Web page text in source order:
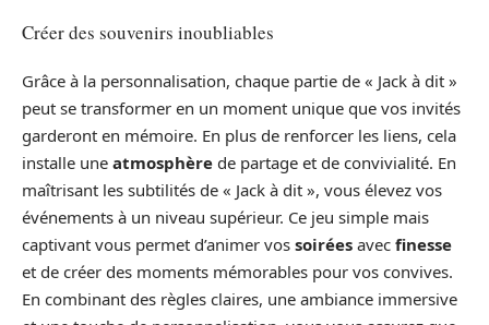
Créer des souvenirs inoubliables
Grâce à la personnalisation, chaque partie de « Jack à dit »
peut se transformer en un moment unique que vos invités
garderont en mémoire. En plus de renforcer les liens, cela
installe une atmosphère de partage et de convivialité. En
maîtrisant les subtilités de « Jack à dit », vous élevez vos
événements à un niveau supérieur. Ce jeu simple mais
captivant vous permet d’animer vos soirées avec finesse
et de créer des moments mémorables pour vos convives.
En combinant des règles claires, une ambiance immersive